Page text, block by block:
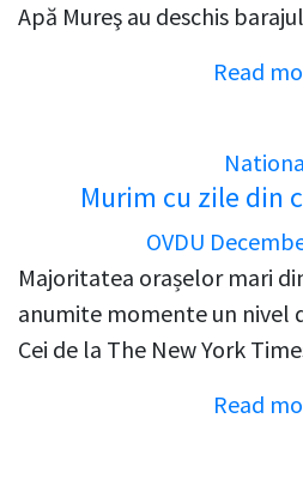
Apă Mureş au deschis
Read
Murim cu zile din
OVDU
Majoritatea orașelor mari
anumite momente un nivel
Cei de la The New York
Read